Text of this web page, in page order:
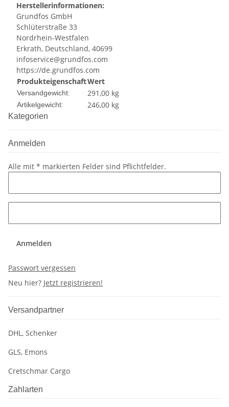
Herstellerinformationen:
Grundfos GmbH
Schlüterstraße 33
Nordrhein-Westfalen
Erkrath, Deutschland, 40699
infoservice@grundfos.com
https://de.grundfos.com
ProdukteigenschaftWert
Versandgewicht: 291,00 kg
Artikelgewicht: 246,00 kg
Kategorien
Anmelden
Alle mit * markierten Felder sind Pflichtfelder.
Anmelden
Passwort vergessen
Neu hier? Jetzt registrieren!
Versandpartner
DHL, Schenker
GLS, Emons
Cretschmar Cargo
Zahlarten